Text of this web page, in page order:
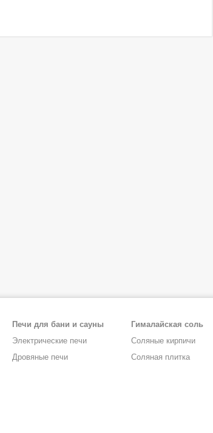
Печи для бани и сауны
Электрические печи
Дровяные печи
Гималайская соль
Соляные кирпичи
Соляная плитка